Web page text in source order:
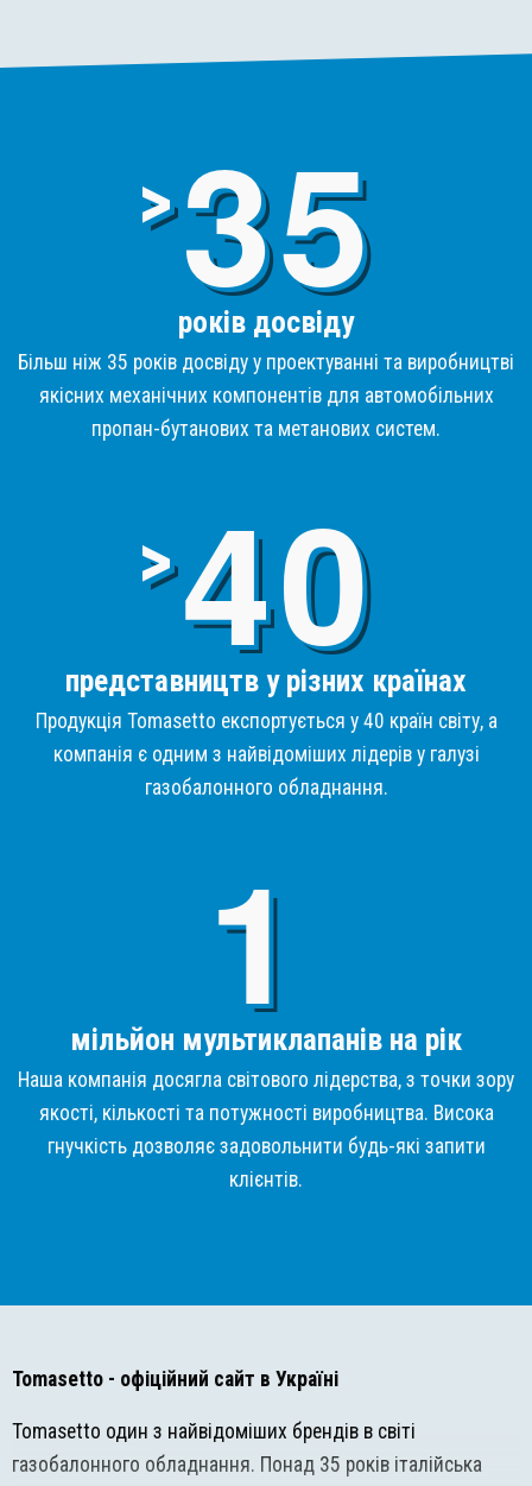
>3
років досвіду
Більш ніж 35 років досвіду у проектуванні та виробництві
якісних механічних компонентів для автомобільних
пропан-бутанових та метанових систем.
>4
представництв у різних країнах
Продукція Tomasetto експортується у 40 країн світу, а
компанія є одним з найвідоміших лідерів у галузі
газобалонного обладнання.
мільйон мультиклапанів на рік
Наша компанія досягла світового лідерства, з точки зору
якості, кількості та потужності виробництва. Висока
гнучкість дозволяє задовольнити будь-які запити
клієнтів.
Tomasetto - офіційний сайт в Україні
Tomasetto один з найвідоміших брендів в світі
газобалонного обладнання. Понад 35 років італійська